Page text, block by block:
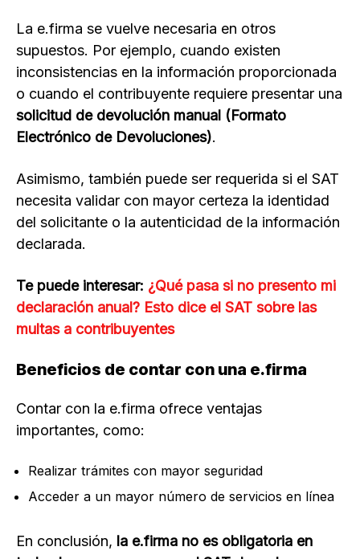
La e.firma se vuelve necesaria en otros
supuestos. Por ejemplo, cuando existen
inconsistencias en la información proporcionada
o cuando el contribuyente requiere presentar una
solicitud de devolución manual (Formato
Electrónico de Devoluciones).
Asimismo, también puede ser requerida si el SAT
necesita validar con mayor certeza la identidad
del solicitante o la autenticidad de la información
declarada.
Te puede interesar: ¿Qué pasa si no presento mi
declaración anual? Esto dice el SAT sobre las
multas a contribuyentes
Beneficios de contar con una e.firma
Contar con la e.firma ofrece ventajas
importantes, como:
Realizar trámites con mayor seguridad
Acceder a un mayor número de servicios en línea
En conclusión, la e.firma no es obligatoria en